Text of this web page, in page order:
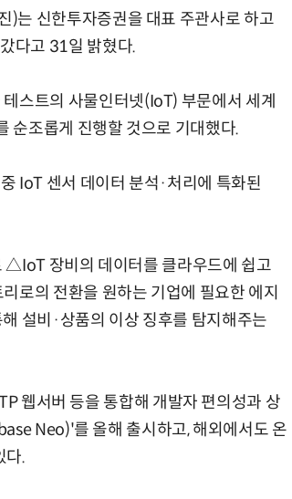
)는 신한투자증권을 대표 주관사로 하고
다고 31일 밝혔다.
스트의 사물인터넷(IoT) 부문에서 세계
순조롭게 진행할 것으로 기대했다.
IoT 센서 데이터 분석·처리에 특화된
△IoT 장비의 데이터를 클라우드에 쉽고
로의 전환을 원하는 기업에 필요한 에지
설비·상품의 이상 징후를 탐지해주는
웹서버 등을 통합해 개발자 편의성과 상
Neo)'를 올해 출시하고, 해외에서도 온
다.
용 관리 전략 2026 전자신문 테크데이